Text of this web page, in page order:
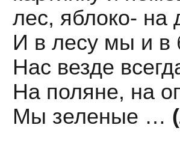
лес, яблоко- на
И в лесу мы и в
Нас везде
На поляне, на
Мы зеленые …